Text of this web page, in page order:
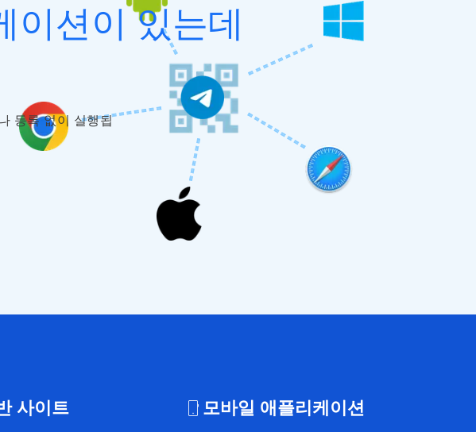
العربية
이션이 있는데
등록 없이 실행됩
사이트 모바일 애플리케이션